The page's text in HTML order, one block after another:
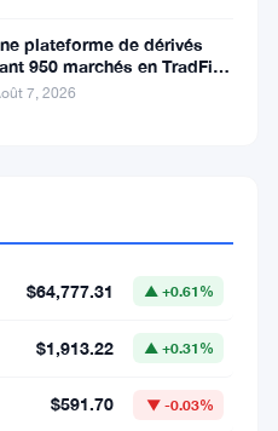
plateforme de dérivés
950 marchés en TradFi et
7, 2026
$64,777.31 ▲ +0.61%
$1,913.22 ▲ +0.31%
$591.70 ▼ -0.03%